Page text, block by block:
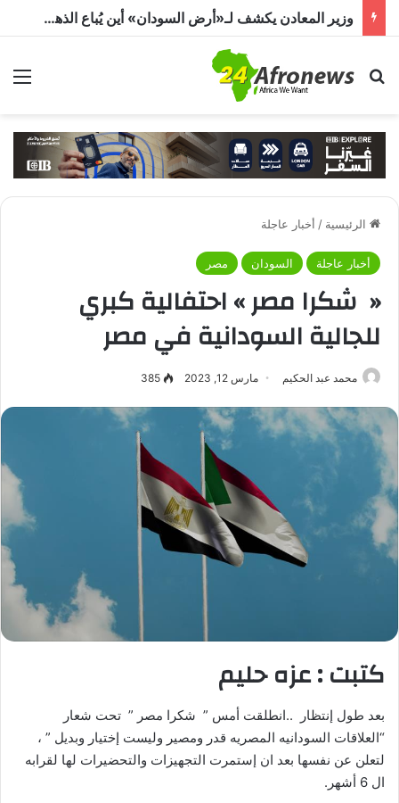
وزير المعادن يكشف لـ«أرض السودان» أين يُباع الذهب السوداني
بحث عن
الرئيسية / أخبار عاجلة
أخبار عاجلة السودان مصر
« شكرا مصر » احتفالية كبري
للجالية السودانية في مصر
محمد عبد الحكيم مارس 12, 2023 385
كتبت : عزه حليم
بعد طول إنتظار ..انطلقت أمس ” شكرا مصر ” تحت شعار
“العلاقات السودانيه المصريه قدر ومصير وليست إختيار وبديل ” ،
لتعلن عن نفسها بعد ان إستمرت التجهيزات والتحضيرات لها لقرابه
ال 6 أشهر.